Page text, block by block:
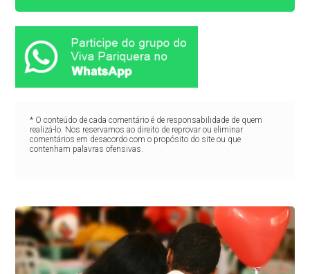
* O conteúdo de cada comentário é de responsabilidade de quem
realizá-lo. Nos reservamos ao direito de reprovar ou eliminar
comentários em desacordo com o propósito do site ou que
contenham palavras ofensivas.